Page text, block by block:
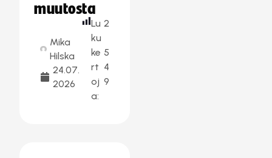
muutosta
Mika
Hilska
24.07.
2026
Lu
ku
ke
rt
oj
a:
2
5
4
9